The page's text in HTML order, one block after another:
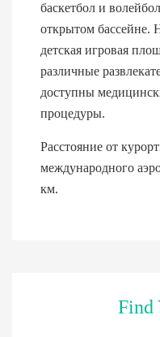
баскетбол и
открытом бассейне.
детская игровая
различные
доступны
процедуры.
Расстояние от
международного
км.
Find